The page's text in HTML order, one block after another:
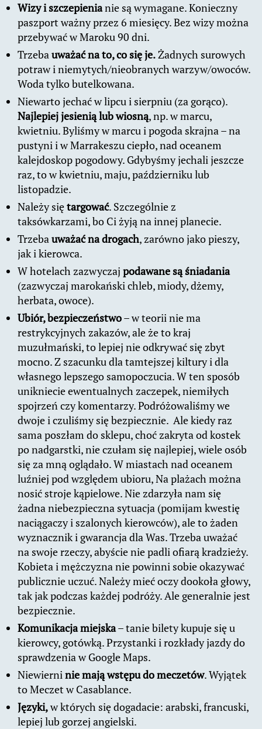
Wizy i szczepienianie są wymagane. Konieczny
paszport ważny przez 6 miesięcy. Bez wizy można
przebywać w Maroku 90 dni.
Trzebauważać na to, co się je.Żadnych surowych
potraw i niemytych/nieobranych warzyw/owoców.
Woda tylko butelkowana.
Niewarto jechać w lipcu i sierpniu (za gorąco).
Najlepiej jesienią lub wiosną, np. w marcu,
kwietniu. Byliśmy w marcu i pogoda skrajna – na
pustyni i w Marrakeszu ciepło, nad oceanem
kalejdoskop pogodowy. Gdybyśmy jechali jeszcze
raz, to w kwietniu, maju, październiku lub
listopadzie.
Należy siętargować. Szczególnie z
taksówkarzami, bo Ci żyją na innej planecie.
Trzebauważać na drogach, zarówno jako pieszy,
jak i kierowca.
W hotelach zazwyczaj podawane są śniadania
(zazwyczaj marokański chleb, miody, dżemy,
herbata, owoce).
Ubiór, bezpieczeństwo– w teorii nie ma
restrykcyjnych zakazów, ale że to kraj
muzułmański, to lepiej nie odkrywać się zbyt
mocno. Z szacunku dla tamtejszej kiltury i dla
własnego lepszego samopoczucia. W ten sposób
unikniecie ewentualnych zaczepek, niemiłych
spojrzeń czy komentarzy. Podróżowaliśmy we
dwoje i czuliśmy się bezpiecznie. Ale kiedy raz
sama poszłam do sklepu, choć zakryta od kostek
po nadgarstki, nie czułam się najlepiej, wiele osób
się za mną oglądało. W miastach nad oceanem
luźniej pod względem ubioru, Na plażach można
nosić stroje kąpielowe. Nie zdarzyła nam się
żadna niebezpieczna sytuacja (pomijam kwestię
naciągaczy i szalonych kierowców), ale to żaden
wyznacznik i gwarancja dla Was. Trzeba uważać
na swoje rzeczy, abyście nie padli ofiarą kradzieży.
Kobieta i mężczyzna nie powinni sobie okazywać
publicznie uczuć. Należy mieć oczy dookoła głowy,
tak jak podczas każdej podróży. Ale generalnie jest
bezpiecznie.
Komunikacja miejska– tanie bilety kupuje się u
kierowcy, gotówką. Przystanki i rozkłady jazdy do
sprawdzenia w Google Maps.
Niewierninie mają wstępu do meczetów. Wyjątek
to Meczet w Casablance.
Języki,w których się dogadacie: arabski, francuski,
lepiej lub gorzej angielski.